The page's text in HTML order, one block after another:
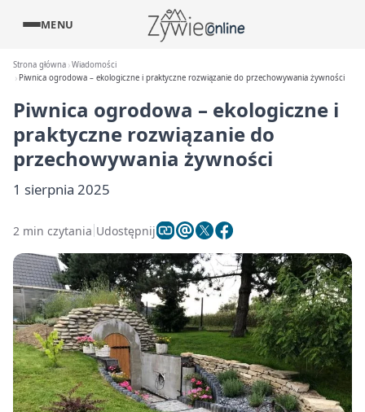
MENU
Strona główna Wiadomości
Piwnica ogrodowa – ekologiczne i praktyczne rozwiązanie do przechowywania żywności
Piwnica ogrodowa – ekologiczne i
praktyczne rozwiązanie do
przechowywania żywności
1 sierpnia 2025
2 min czytania Udostępnij